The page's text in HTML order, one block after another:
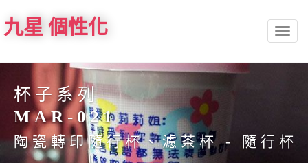
Toggle
九星 個性化
杯子系列
MAR-021
陶瓷轉印隨行杯、濾茶杯 - 隨行杯